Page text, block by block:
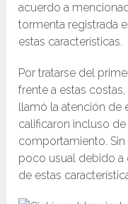
acuerdo a
tormenta registrada
estas características.
Por tratarse del
frente a estas
llamó la atención de
calificaron incluso
comportamiento.
poco usual debido
de estas